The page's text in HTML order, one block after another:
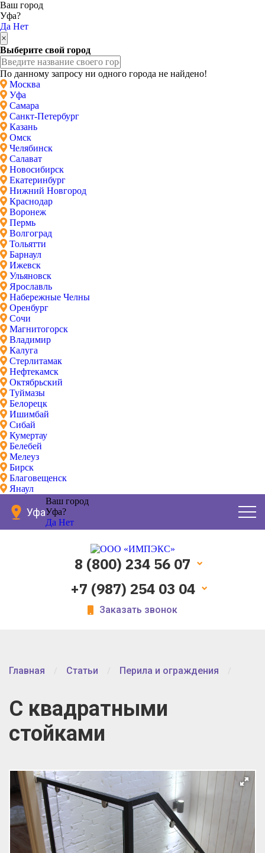
Ваш город
Уфа?
Да Нет
×
Выберите свой город
По данному запросу ни одного города не найдено!
Москва
Уфа
Самара
Санкт-Петербург
Казань
Омск
Челябинск
Салават
Новосибирск
Екатеринбург
Нижний Новгород
Краснодар
Воронеж
Пермь
Волгоград
Тольятти
Барнаул
Ижевск
Ульяновск
Ярославль
Набережные Челны
Оренбург
Сочи
Магнитогорск
Владимир
Калуга
Стерлитамак
Нефтекамск
Октябрьский
Туймазы
Белорецк
Ишимбай
Сибай
Кумертау
Белебей
Мелеуз
Бирск
Благовещенск
Янаул
Уфа
Ваш город
Уфа?
Да Нет
8 (800) 234 56 07
+7 (987) 254 03 04
Заказать звонок
Главная Статьи Перила и ограждения
С квадратными
стойками